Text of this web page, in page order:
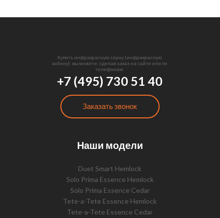
Купить инфракрасную сауну (инфракрасную
кабину): вы можете, сделав заказ на сайте или по
телефонам:
+7 (495) 730 51 40
Заказать звонок
Наши модели
Duet Smart Hemlock
Solo Prima Essence Hemlock
Solo Prima Essence Cedar
Tete-a-Tete Essence Hemlock
Tete-a-Tete Essence Cedar